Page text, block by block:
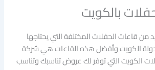
بالكويت
من قاعات الحفلات المختلفة التي يحتاجها
دولة الكويت وأفضل هذه القاعات هي شركة
الكويت التي توفر لك عروض تناسبك وتناسب